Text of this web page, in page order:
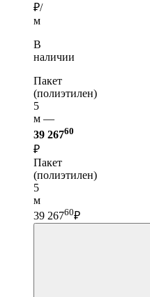
₽/
м
В
наличии
Пакет
(полиэтилен)
5
м —
39 26760
₽
Пакет
(полиэтилен)
5
м
39 26760₽